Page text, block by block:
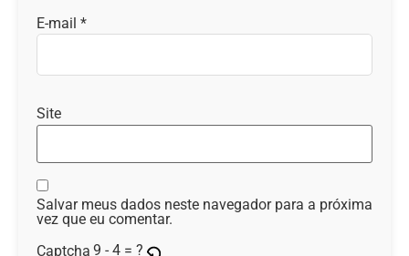
E-mail *
Site
Salvar meus dados neste navegador para a próxima
vez que eu comentar.
Captcha 9 - 4 = ?